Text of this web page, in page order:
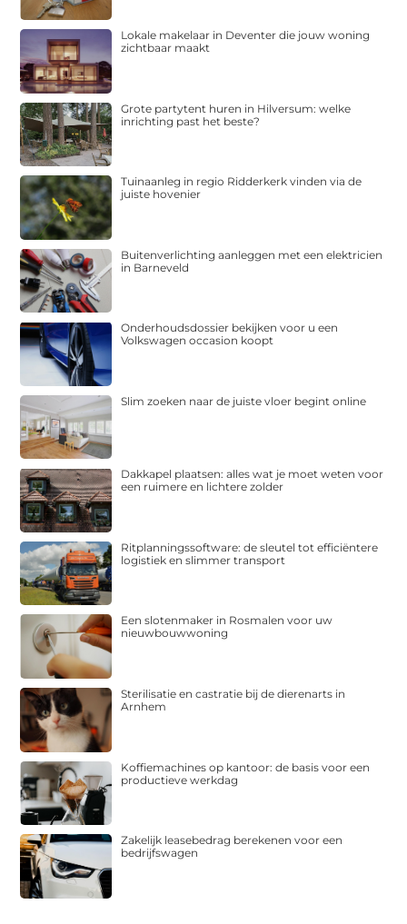
Lokale makelaar in Deventer die jouw woning
zichtbaar maakt
Grote partytent huren in Hilversum: welke
inrichting past het beste?
Tuinaanleg in regio Ridderkerk vinden via de
juiste hovenier
Buitenverlichting aanleggen met een elektricien
in Barneveld
Onderhoudsdossier bekijken voor u een
Volkswagen occasion koopt
Slim zoeken naar de juiste vloer begint online
Dakkapel plaatsen: alles wat je moet weten voor
een ruimere en lichtere zolder
Ritplanningssoftware: de sleutel tot efficiëntere
logistiek en slimmer transport
Een slotenmaker in Rosmalen voor uw
nieuwbouwwoning
Sterilisatie en castratie bij de dierenarts in
Arnhem
Koffiemachines op kantoor: de basis voor een
productieve werkdag
Zakelijk leasebedrag berekenen voor een
bedrijfswagen